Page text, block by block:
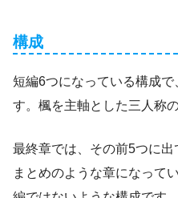
構成
短編6つになっている構成
す。楓を主軸とした三人称
最終章では、その前5つに
まとめのような章になって